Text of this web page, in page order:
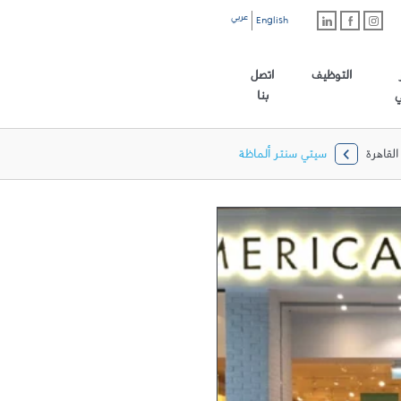
English عربي
التوظيف
اتصل
بنا
القاهرة سيتي سنتر ألماظة